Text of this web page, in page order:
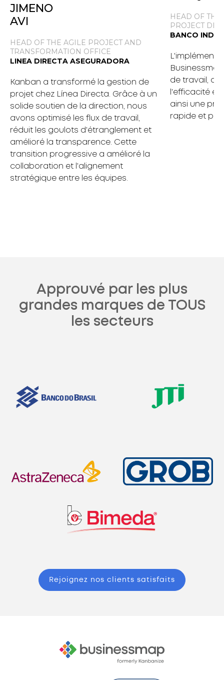
JIMENO
AVI
HEAD OF THE AGILE PROJECT AND
TRANSFORMATION OFFICE
LINEA DIRECTA ASEGURADORA
Kanban a transformé la gestion de
projet chez Línea Directa. Grâce à un
solide soutien de la direction, nous
avons optimisé les flux de travail,
réduit les goulots d'étranglement et
amélioré la transparence. Cette
transition progressive a amélioré la
collaboration et l'alignement
stratégique entre les équipes.
HEAD OF
PROJECT
BANCO
de travail,
l'efficacité et
ainsi une
rapide et
Approuvé par les plus
grandes marques de TOUS
les secteurs
Rejoignez nos clients satisfaits